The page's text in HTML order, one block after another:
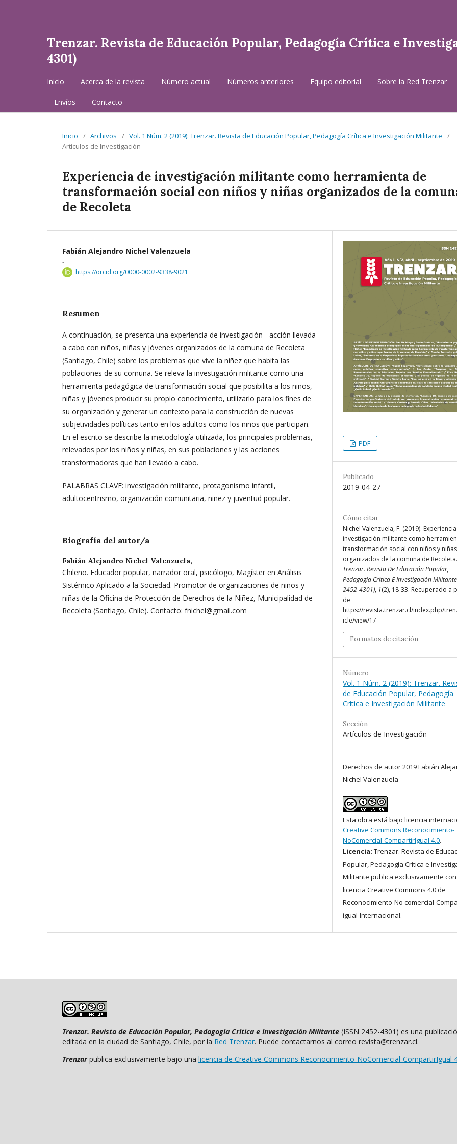
Trenzar. Revista de Educación Popular, Pedagogía Crítica e
4301)
Inicio Acerca de la revista Número actual Números anteriores Equipo editorial Sobre la Red Trenzar
Envíos Contacto
Inicio / Archivos / Vol. 1 Núm. 2 (2019): Trenzar. Revista de Educación Popular, Pedagogía Crítica e Investigación Militante
/
Artículos de Investigación
Experiencia de investigación militante como herramienta de
transformación social con niños y niñas organizados de la
de Recoleta
Fabián Alejandro Nichel Valenzuela
-
https://orcid.org/0000-0002-9338-9021
Resumen
A continuación, se presenta una experiencia de investigación - acción llevada
a cabo con niños, niñas y jóvenes organizados de la comuna de Recoleta
(Santiago, Chile) sobre los problemas que vive la niñez que habita las
poblaciones de su comuna. Se releva la investigación militante como una
herramienta pedagógica de transformación social que posibilita a los niños,
niñas y jóvenes producir su propio conocimiento, utilizarlo para los fines de
su organización y generar un contexto para la construcción de nuevas
subjetividades políticas tanto en los adultos como los niños que participan.
En el escrito se describe la metodología utilizada, los principales problemas,
relevados por los niños y niñas, en sus poblaciones y las acciones
transformadoras que han llevado a cabo.
PALABRAS CLAVE: investigación militante, protagonismo infantil,
adultocentrismo, organización comunitaria, niñez y juventud popular.
Biografía del autor/a
Fabián Alejandro Nichel Valenzuela, -
Chileno. Educador popular, narrador oral, psicólogo, Magíster en Análisis
Sistémico Aplicado a la Sociedad. Promotor de organizaciones de niños y
niñas de la Oficina de Protección de Derechos de la Niñez, Municipalidad de
Recoleta (Santiago, Chile). Contacto: fnichel@gmail.com
PDF
Publicado
2019-04-27
Cómo citar
Nichel Valenzuela, F. (2019).
investigación militante como
transformación social con niños y niñas
organizados de la comuna de Recoleta.
Trenzar. Revista De Educación Popular,
Pedagogía Crítica E Investigación Militante
2452-4301), 1(2), 18-33. Recuperado a
de
https://revista.trenzar.cl/index.php/
icle/view/17
Formatos de citación
Número
Vol. 1 Núm. 2 (2019): Trenzar.
de Educación Popular, Pedagogía
Crítica e Investigación Militante
Sección
Artículos de Investigación
Derechos de autor 2019 Fabián
Nichel Valenzuela
Esta obra está bajo licencia
Creative Commons Reconocimiento-
NoComercial-CompartirIgual 4.0.
Licencia: Trenzar. Revista de
Popular, Pedagogía Crítica e
Militante publica exclusivamente con
licencia Creative Commons 4.0 de
Reconocimiento-No comercial-
igual-Internacional.
Trenzar. Revista de Educación Popular, Pedagogía Crítica e Investigación Militante (ISSN 2452-4301) es una
editada en la ciudad de Santiago, Chile, por la Red Trenzar. Puede contactarnos al correo revista@trenzar.cl.
Trenzarpublica exclusivamente bajo una licencia de Creative Commons Reconocimiento-NoComercial-CompartirIgual